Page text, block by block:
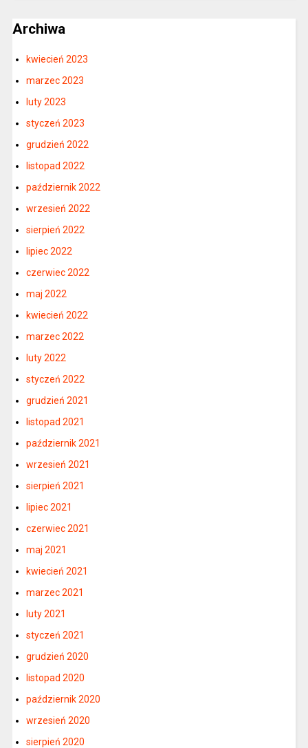
Archiwa
kwiecień 2023
marzec 2023
luty 2023
styczeń 2023
grudzień 2022
listopad 2022
październik 2022
wrzesień 2022
sierpień 2022
lipiec 2022
czerwiec 2022
maj 2022
kwiecień 2022
marzec 2022
luty 2022
styczeń 2022
grudzień 2021
listopad 2021
październik 2021
wrzesień 2021
sierpień 2021
lipiec 2021
czerwiec 2021
maj 2021
kwiecień 2021
marzec 2021
luty 2021
styczeń 2021
grudzień 2020
listopad 2020
październik 2020
wrzesień 2020
sierpień 2020